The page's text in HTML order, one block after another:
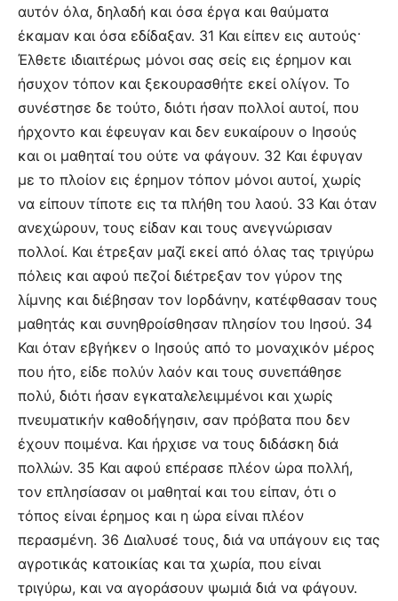
αυτόν όλα, δηλαδή και όσα έργα και θαύματα
έκαμαν και όσα εδίδαξαν. 31 Και είπεν εις αυτούς·
Έλθετε ιδιαιτέρως μόνοι σας σείς εις έρημον και
ήσυχον τόπον και ξεκουρασθήτε εκεί ολίγον. Το
συνέστησε δε τούτο, διότι ήσαν πολλοί αυτοί, που
ήρχοντο και έφευγαν και δεν ευκαίρουν ο Ιησούς
και οι μαθηταί του ούτε να φάγουν. 32 Και έφυγαν
με το πλοίον εις έρημον τόπον μόνοι αυτοί, χωρίς
να είπουν τίποτε εις τα πλήθη του λαού. 33 Και όταν
ανεχώρουν, τους είδαν και τους ανεγνώρισαν
πολλοί. Και έτρεξαν μαζί εκεί από όλας τας τριγύρω
πόλεις και αφού πεζοί διέτρεξαν τον γύρον της
λίμνης και διέβησαν τον Ιορδάνην, κατέφθασαν τους
μαθητάς και συνηθροίσθησαν πλησίον του Ιησού. 34
Και όταν εβγήκεν ο Ιησούς από το μοναχικόν μέρος
που ήτο, είδε πολύν λαόν και τους συνεπάθησε
πολύ, διότι ήσαν εγκαταλελειμμένοι και χωρίς
πνευματικήν καθοδήγησιν, σαν πρόβατα που δεν
έχουν ποιμένα. Και ήρχισε να τους διδάσκη διά
πολλών. 35 Και αφού επέρασε πλέον ώρα πολλή,
τον επλησίασαν οι μαθηταί και του είπαν, ότι ο
τόπος είναι έρημος και η ώρα είναι πλέον
περασμένη. 36 Διαλυσέ τους, διά να υπάγουν εις τας
αγροτικάς κατοικίας και τα χωρία, που είναι
τριγύρω, και να αγοράσουν ψωμιά διά να φάγουν.